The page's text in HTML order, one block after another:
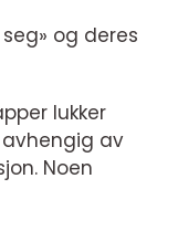
og deres
lukker
av
Noen